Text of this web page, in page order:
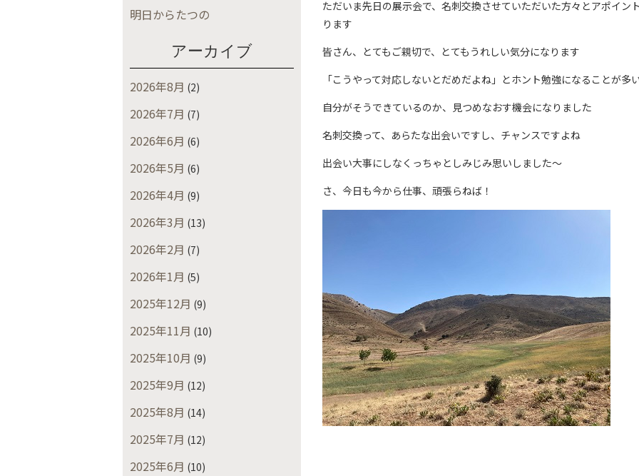
明日からたつの
アーカイブ
2026年8月 (2)
2026年7月 (7)
2026年6月 (6)
2026年5月 (6)
2026年4月 (9)
2026年3月 (13)
2026年2月 (7)
2026年1月 (5)
2025年12月 (9)
2025年11月 (10)
2025年10月 (9)
2025年9月 (12)
2025年8月 (14)
2025年7月 (12)
2025年6月 (10)
ただいま先日の展示会で、名刺交換させていただいた方々とアポイン
ります
皆さん、とてもご親切で、とてもうれしい気分になります
「こうやって対応しないとだめだよね」とホント勉強になることが多
自分がそうできているのか、見つめなおす機会になりました
名刺交換って、あらたな出会いですし、チャンスですよね
出会い大事にしなくっちゃとしみじみ思いしました～
さ、今日も今から仕事、頑張らねば！